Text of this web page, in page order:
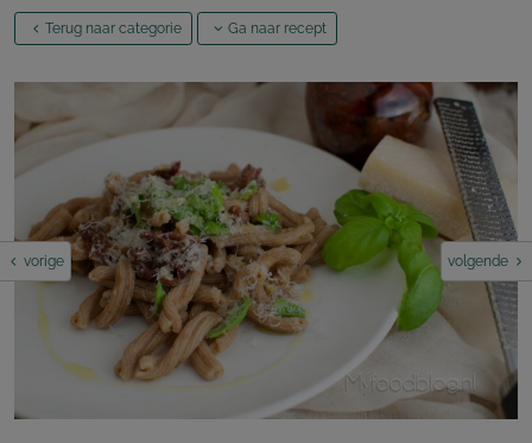
Terug naar categorie Ga naar recept
vorige volgende